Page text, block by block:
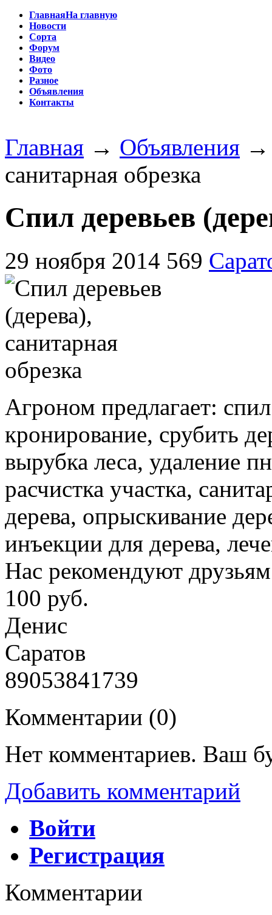
ГлавнаяНа главную
Новости
Сорта
Форум
Видео
Фото
Разное
Объявления
Контакты
Главная → Объявления
санитарная обрезка
Спил деревьев
29 ноября 2014 569
Агроном предлагает:
кронирование, срубить
вырубка леса, удаление
расчистка участка,
дерева, опрыскивание
инъекции для дерева,
Нас рекомендуют друзьям
100 руб.
Денис
Саратов
89053841739
Комментарии (0)
Нет комментариев. Ваш
Добавить комментарий
Войти
Регистрация
Комментарии